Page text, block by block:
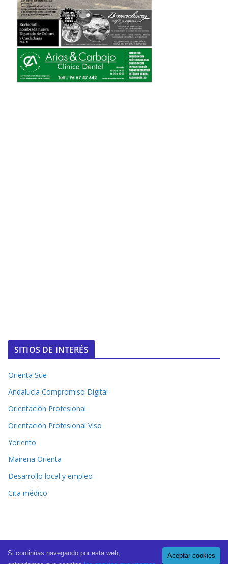
SITIOS DE INTERÉS
Orienta Sue
Andalucía Compromiso Digital
Orientación Profesional
Orientación Profesional Viso
Yoriento
Mairena Orienta
Desarrollo local y empleo
Cita médico
Copyright © 2026 El Periódico de Mairena . All rights reserved.
Aceptar cookies
Si continúas navegando por esta web,